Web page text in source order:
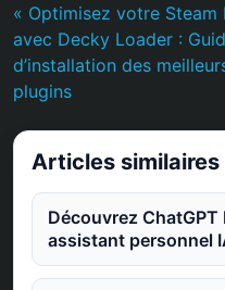
« Optimisez votre Steam
avec Decky Loader :
d’installation des
plugins
Articles similaires
Découvrez
assistant personnel